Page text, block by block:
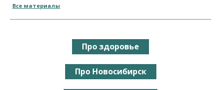
Все материалы
Про здоровье
Про Новосибирск